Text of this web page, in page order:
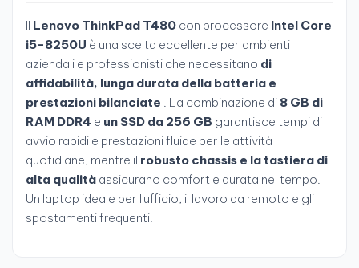
Il Lenovo ThinkPad T480 con processore Intel Core
i5-8250U è una scelta eccellente per ambienti
aziendali e professionisti che necessitano di
affidabilità, lunga durata della batteria e
prestazioni bilanciate . La combinazione di 8 GB di
RAM DDR4 e un SSD da 256 GB garantisce tempi di
avvio rapidi e prestazioni fluide per le attività
quotidiane, mentre il robusto chassis e la tastiera di
alta qualità assicurano comfort e durata nel tempo.
Un laptop ideale per l'ufficio, il lavoro da remoto e gli
spostamenti frequenti.